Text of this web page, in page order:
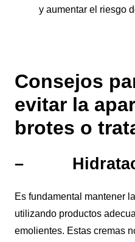
y aumentar el riesgo
Consejos
evitar la
brotes o
–
Es fundamental mantener
utilizando productos
emolientes. Estas cremas